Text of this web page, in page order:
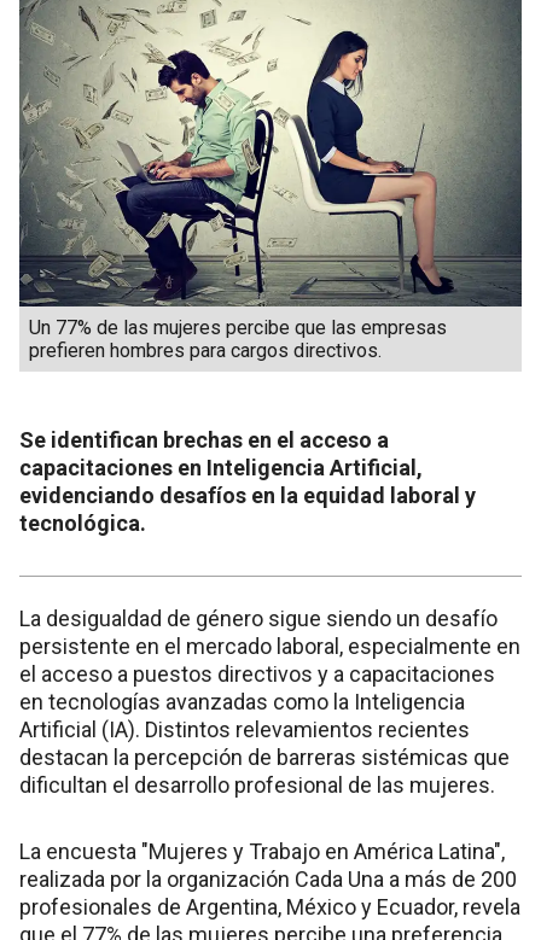
Un 77% de las mujeres percibe que las empresas
prefieren hombres para cargos directivos.
Se identifican brechas en el acceso a
capacitaciones en Inteligencia Artificial,
evidenciando desafíos en la equidad laboral y
tecnológica.
La desigualdad de género sigue siendo un desafío
persistente en el mercado laboral, especialmente en
el acceso a puestos directivos y a capacitaciones
en tecnologías avanzadas como la Inteligencia
Artificial (IA). Distintos relevamientos recientes
destacan la percepción de barreras sistémicas que
dificultan el desarrollo profesional de las mujeres.
La encuesta "Mujeres y Trabajo en América Latina",
realizada por la organización Cada Una a más de 200
profesionales de Argentina, México y Ecuador, revela
que el 77% de las mujeres percibe una preferencia